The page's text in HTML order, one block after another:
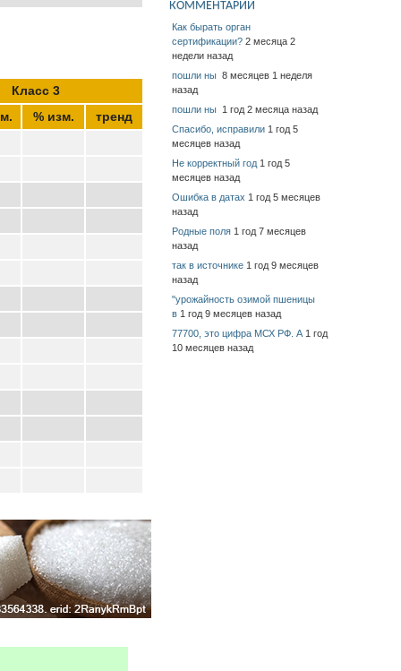
Класс 3
% изм. тренд
КОММЕНТАРИИ
Как бырать орган
сертификации? 2 месяца 2
недели назад
пошли ны 8 месяцев 1 неделя
назад
пошли ны 1 год 2 месяца назад
Спасибо, исправили 1 год 5
месяцев назад
Не корректный год 1 год 5
месяцев назад
Ошибка в датах 1 год 5 месяцев
назад
Родные поля 1 год 7 месяцев
назад
так в источнике 1 год 9 месяцев
назад
"урожайность озимой пшеницы
в 1 год 9 месяцев назад
77700, это цифра МСХ РФ. А 1 год
10 месяцев назад